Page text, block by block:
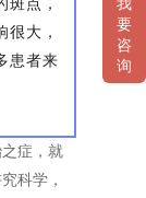
大，
患者来
症，就
科学，
我
要
咨
询